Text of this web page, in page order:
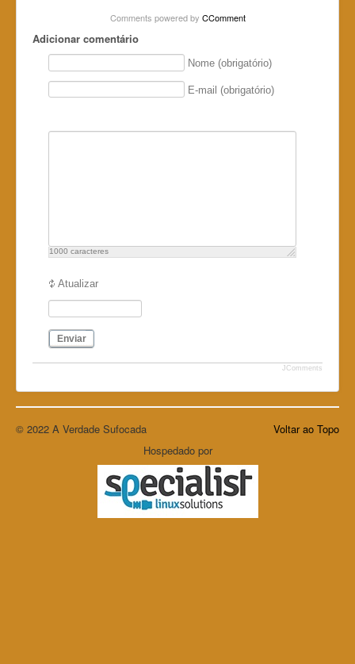
Comments powered by CComment
Adicionar comentário
Nome (obrigatório)
E-mail (obrigatório)
1000 caracteres
Atualizar
Enviar
JComments
Voltar ao Topo
© 2022 A Verdade Sufocada
Hospedado por